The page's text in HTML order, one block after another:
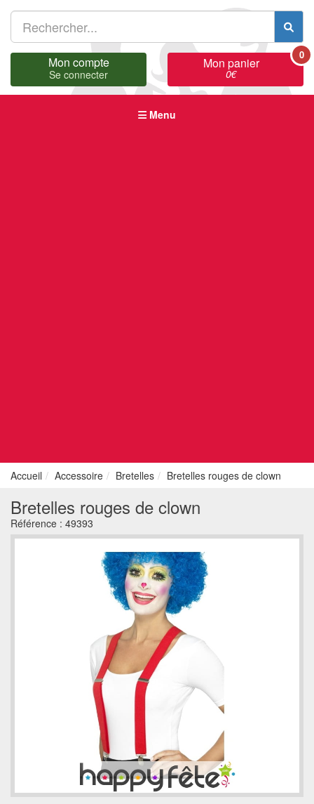
Mon compte
Se connecter
Mon panier
0€
0
Menu
Accueil Accessoire Bretelles Bretelles rouges de clown
Bretelles rouges de clown
Référence : 49393